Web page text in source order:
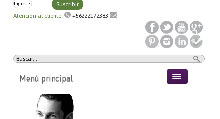
Suscribir
Atención al cliente:
+56222172383
Menú principal